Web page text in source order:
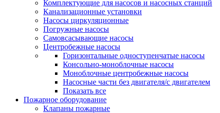
Комплектующие для насосов и насосных станций
Канализационные установки
Насосы циркуляционные
Погружные насосы
Самовсасывающие насосы
Центробежные насосы
Горизонтальные одноступенчатые насосы
Консольно-моноблочные насосы
Моноблочные центробежные насосы
Насосные части без двигателя/с двигателем
Показать все
Пожарное оборудование
Клапаны пожарные